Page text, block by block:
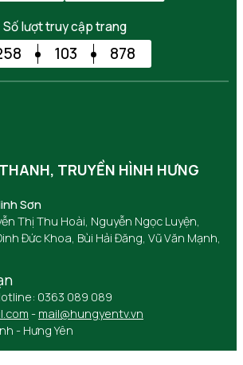
Số lượt truy cập trang
103 878
TRUYỀN HÌNH HƯNG
Sơn
Thị Thu Hoài, Nguyễn Ngọc Luyện,
Đức Khoa, Bùi Hải Đăng, Vũ Văn Mạnh,
0363 089 089
- mail@hungyentv.vn
- Hưng Yên